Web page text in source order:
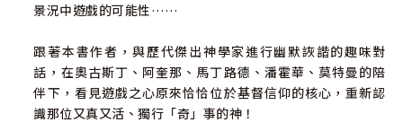
景況中遊戲的可能性……
跟著本書作者，與歷代傑出神學家進行幽默詼諧的趣味對
話，在奧古斯丁、阿奎那、馬丁路德、潘霍華、莫特曼的陪
伴下，看見遊戲之心原來恰恰位於基督信仰的核心，重新認
識那位又真又活、獨行「奇」事的神！